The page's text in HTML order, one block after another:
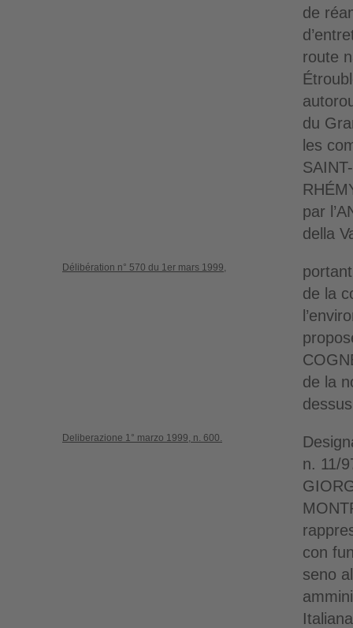
de
route
du
les
par
della
Délibération n° 570 du 1er mars 1999,
de la
de la
Deliberazione 1° marzo 1999, n. 600.
n. 11/
con
seno